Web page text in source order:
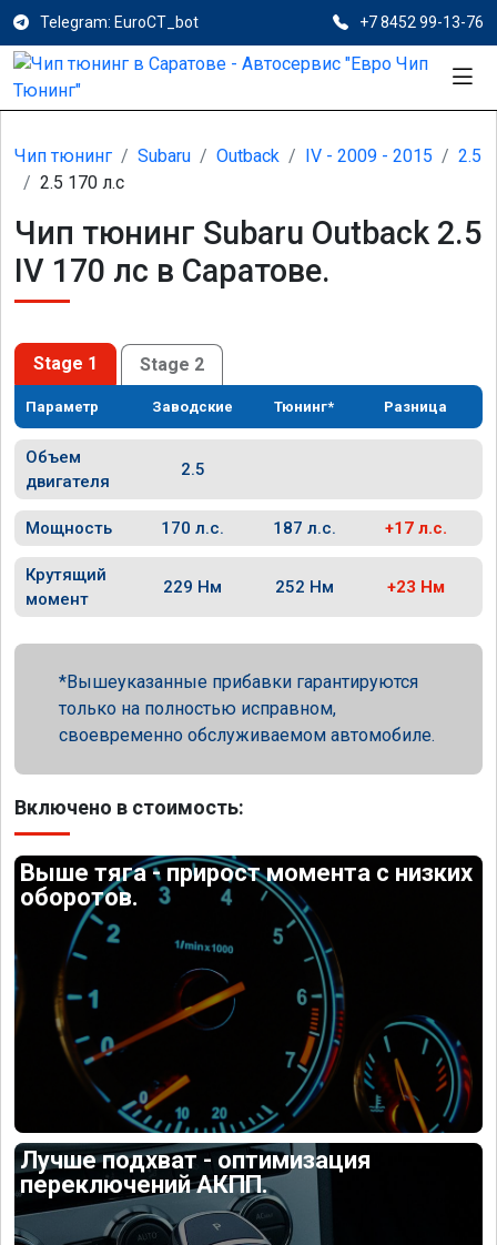
Telegram: EuroCT_bot +7 8452 99-13-76
Чип тюнинг Subaru Outback IV - 2009 - 2015
2.5
2.5 170 л.с
Чип тюнинг Subaru Outback 2.5
IV 170 лс в Саратове.
Stage 1 Stage 2
Параметр Заводские Тюнинг* Разница
Объем
двигателя
2.5
Мощность 170 л.с. 187 л.с. +17 л.с.
Крутящий
момент
229 Нм 252 Нм +23 Нм
Вышеуказанные прибавки гарантируются
только на полностью исправном,
своевременно обслуживаемом автомобиле.
Включено в стоимость:
Выше тяга - прирост момента с низких
оборотов.
Лучше подхват - оптимизация
переключений АКПП.